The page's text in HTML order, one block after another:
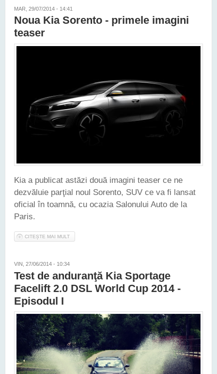
MAR, 29/07/2014 - 14:41
Noua Kia Sorento - primele imagini
teaser
Kia a publicat astăzi două imagini teaser ce ne
dezvăluie parţial noul Sorento, SUV ce va fi lansat
oficial în toamnă, cu ocazia Salonului Auto de la
Paris.
CITEȘTE MAI MULT
VIN, 27/06/2014 - 10:34
Test de anduranţă Kia Sportage
Facelift 2.0 DSL World Cup 2014 -
Episodul I